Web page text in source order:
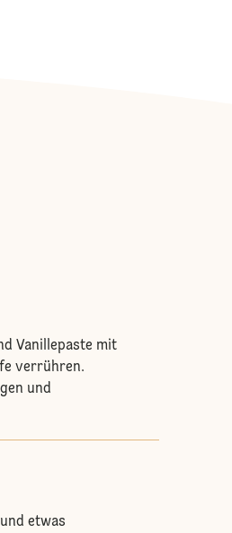
Vanillepaste mit
verrühren.
und
etwas